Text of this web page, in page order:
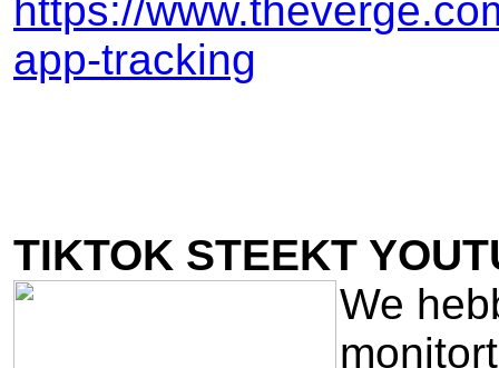
https://
app-tracking
TIKTOK STEEKT
We